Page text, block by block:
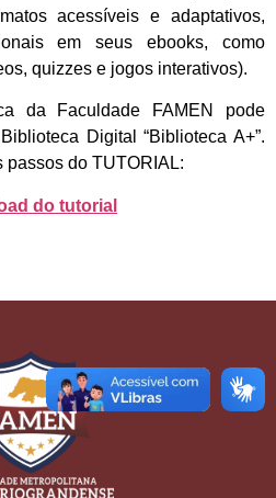
acessíveis e adaptativos,
em seus ebooks, como
quizzes e jogos interativos).
da Faculdade FAMEN pode
Digital “Biblioteca A+”.
passos do TUTORIAL:
do tutorial